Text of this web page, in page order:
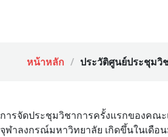
หน้าหลัก ประวัติศูนย์ประชุมวิ
การจัดประชุมวิชาการครั้งแรกของคณ
จุฬาลงกรณ์มหาวิทยาลัย เกิดขึ้นในเดือ